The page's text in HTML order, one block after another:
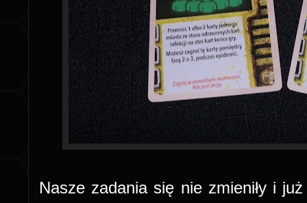
Nasze zadania się nie zmieniły i